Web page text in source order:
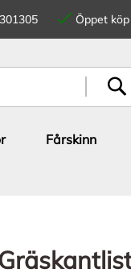
Öppet
Fårskinn